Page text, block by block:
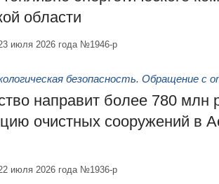
области
июля 2026 года №1946-р
безопасность. Обращение с
направит более 780 млн
очистных сооружений в
июля 2026 года №1936-р